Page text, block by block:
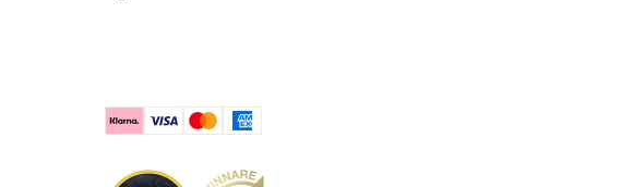
KlarnaVisa MastercardAmerican Express